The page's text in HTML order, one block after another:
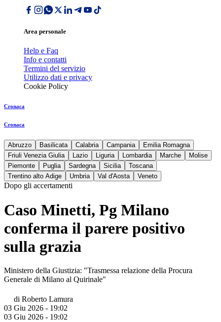
Area personale
Help e Faq
Info e contatti
Termini del servizio
Utilizzo dati e privacy
Cookie Policy
Cronaca
Cronaca
Abruzzo Basilicata Calabria Campania
Emilia Romagna
Friuli Venezia Giulia
Lazio Liguria Lombardia Marche
Molise
Piemonte
Puglia Sardegna Sicilia
Toscana
Trentino alto Adige
Umbria Val d'Aosta Veneto
Dopo gli accertamenti
Caso Minetti, Pg Milano
conferma il parere positivo
sulla grazia
Ministero della Giustizia: "Trasmessa relazione della Procura
Generale di Milano al Quirinale"
di Roberto Lamura
03 Giu 2026 - 19:02
03 Giu 2026 - 19:02